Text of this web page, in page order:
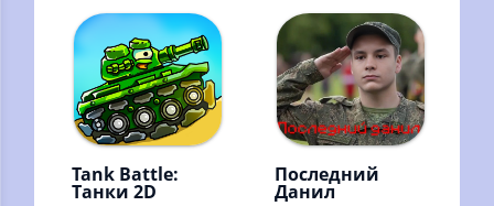
танкистом!
- Великая
Отечественная
Война
Tank Battle:
Танки 2D
Последний
Данил